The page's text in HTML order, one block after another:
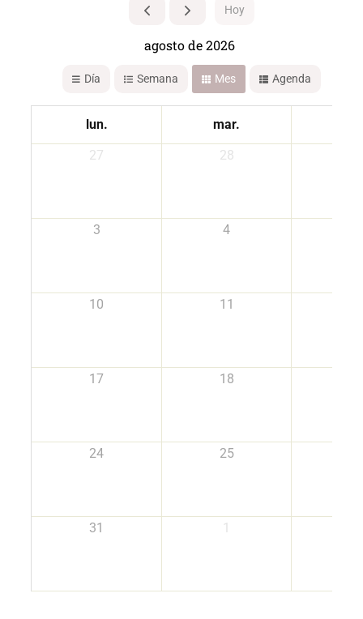
Hoy
agosto de 2026
Día Semana Mes Agenda
lun. mar.
27
28
3 4
10 11
17 18
24 25
31 1